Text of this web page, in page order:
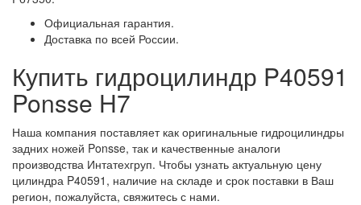
Официальная гарантия.
Доставка по всей России.
Купить гидроцилиндр P40591
Ponsse H7
Наша компания поставляет как оригинальные гидроцилиндры
задних ножей Ponsse, так и качественные аналоги
производства Интатехгруп. Чтобы узнать актуальную цену
цилиндра P40591, наличие на складе и срок поставки в Ваш
регион, пожалуйста, свяжитесь с нами.